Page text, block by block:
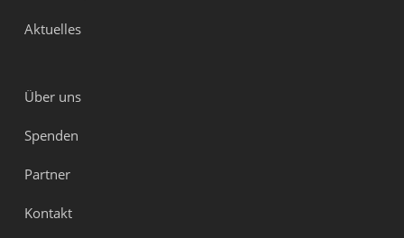
Aktuelles
Über uns
Spenden
Partner
Kontakt